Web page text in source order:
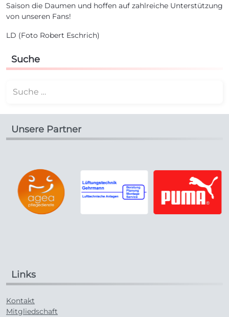
Saison die Daumen und hoffen auf zahlreiche Unterstützung
von unseren Fans!
LD (Foto Robert Eschrich)
Suche
Unsere Partner
Links
Kontakt
Mitgliedschaft